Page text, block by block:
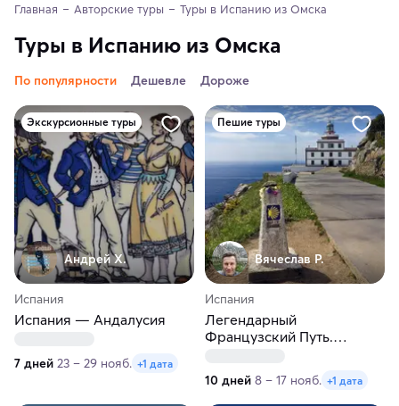
Главная Авторские туры Туры в Испанию из Омска
Туры в Испанию из Омска
По популярности Дешевле Дороже
Экскурсионные туры
Андрей Х.
Испания
Испания — Андалусия
7 дней 23 – 29 нояб. +1 дата
Пешие туры
Вячеслав Р.
Испания
Легендарный
Французский Путь.
10 дней 8 – 17 нояб. +1 дата